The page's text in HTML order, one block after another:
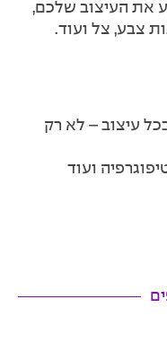
את העיצוב שלכם,
צבע, צל ועוד.
עיצוב – לא רק
ועוד